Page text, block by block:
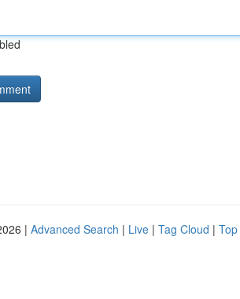
| Advanced Search | Live | Tag Cloud |